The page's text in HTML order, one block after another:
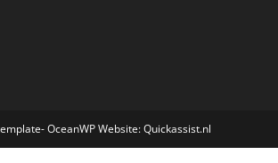
OceanWP Website: Quickassist.nl